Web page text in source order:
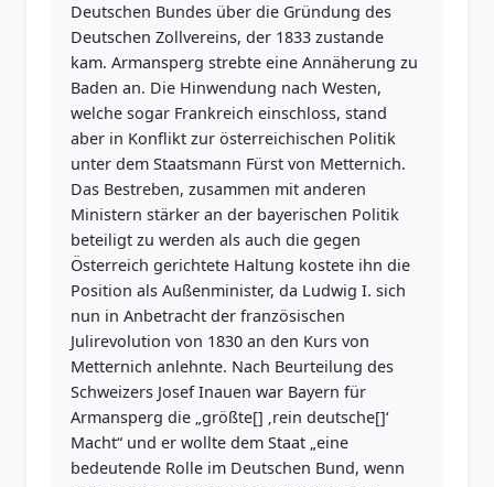
Deutschen Bundes über die Gründung des
Deutschen Zollvereins, der 1833 zustande
kam. Armansperg strebte eine Annäherung zu
Baden an. Die Hinwendung nach Westen,
welche sogar Frankreich einschloss, stand
aber in Konflikt zur österreichischen Politik
unter dem Staatsmann Fürst von Metternich.
Das Bestreben, zusammen mit anderen
Ministern stärker an der bayerischen Politik
beteiligt zu werden als auch die gegen
Österreich gerichtete Haltung kostete ihn die
Position als Außenminister, da Ludwig I. sich
nun in Anbetracht der französischen
Julirevolution von 1830 an den Kurs von
Metternich anlehnte. Nach Beurteilung des
Schweizers Josef Inauen war Bayern für
Armansperg die „größte[] ‚rein deutsche[]‘
Macht“ und er wollte dem Staat „eine
bedeutende Rolle im Deutschen Bund, wenn